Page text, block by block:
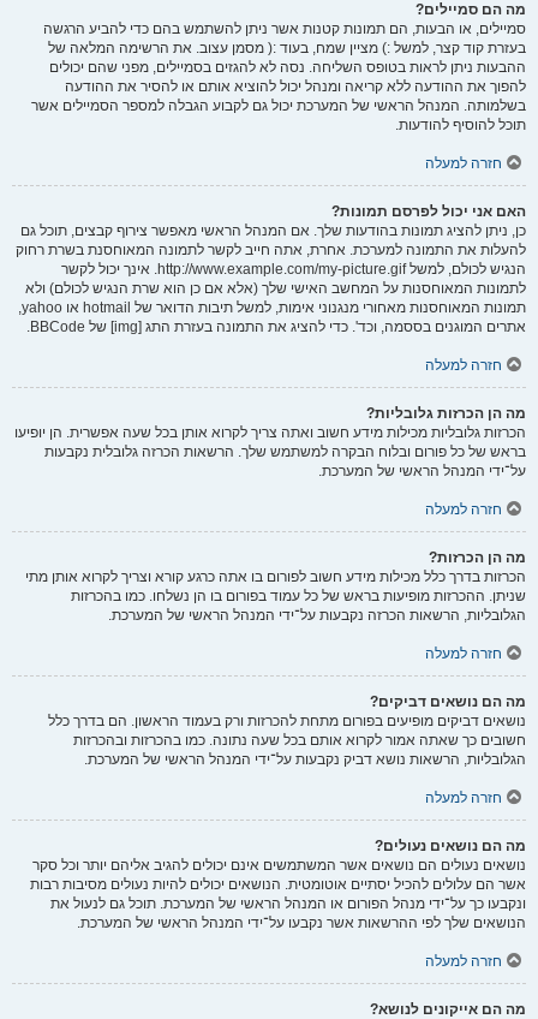
מה הם סמיילים?
סמיילים, או הבעות, הם תמונות קטנות אשר ניתן להשתמש בהם כדי להביע הרגשה
בעזרת קוד קצר, למשל :) מציין שמח, בעוד :( מסמן עצוב. את הרשימה המלאה של
ההבעות ניתן לראות בטופס השליחה. נסה לא להגזים בסמיילים, מפני שהם יכולים
להפוך את ההודעה ללא קריאה ומנהל יכול להוציא אותם או להסיר את ההודעה
בשלמותה. המנהל הראשי של המערכת יכול גם לקבוע הגבלה למספר הסמיילים אשר
תוכל להוסיף להודעות.
חזרה למעלה
האם אני יכול לפרסם תמונות?
כן, ניתן להציג תמונות בהודעות שלך. אם המנהל הראשי מאפשר צירוף קבצים, תוכל גם
להעלות את התמונה למערכת. אחרת, אתה חייב לקשר לתמונה המאוחסנת בשרת רחוק
הנגיש לכולם, למשל http://www.example.com/my-picture.gif. אינך יכול לקשר
לתמונות המאוחסנות על המחשב האישי שלך (אלא אם כן הוא שרת הנגיש לכולם) ולא
תמונות המאוחסנות מאחורי מנגנוני אימות, למשל תיבות הדואר של hotmail או yahoo,
אתרים המוגנים בססמה, וכד'. כדי להציג את התמונה בעזרת התג [img] של BBCode.
חזרה למעלה
מה הן הכרזות גלובליות?
הכרזות גלובליות מכילות מידע חשוב ואתה צריך לקרוא אותן בכל שעה אפשרית. הן יופיעו
בראש של כל פורום ובלוח הבקרה למשתמש שלך. הרשאות הכרזה גלובלית נקבעות
על־ידי המנהל הראשי של המערכת.
חזרה למעלה
מה הן הכרזות?
הכרזות בדרך כלל מכילות מידע חשוב לפורום בו אתה כרגע קורא וצריך לקרוא אותן מתי
שניתן. ההכרזות מופיעות בראש של כל עמוד בפורום בו הן נשלחו. כמו בהכרזות
הגלובליות, הרשאות הכרזה נקבעות על־ידי המנהל הראשי של המערכת.
חזרה למעלה
מה הם נושאים דביקים?
נושאים דביקים מופיעים בפורום מתחת להכרזות ורק בעמוד הראשון. הם בדרך כלל
חשובים כך שאתה אמור לקרוא אותם בכל שעה נתונה. כמו בהכרזות ובהכרזות
הגלובליות, הרשאות נושא דביק נקבעות על־ידי המנהל הראשי של המערכת.
חזרה למעלה
מה הם נושאים נעולים?
נושאים נעולים הם נושאים אשר המשתמשים אינם יכולים להגיב אליהם יותר וכל סקר
אשר הם עלולים להכיל יסתיים אוטומטית. הנושאים יכולים להיות נעולים מסיבות רבות
ונקבעו כך על־ידי מנהל הפורום או המנהל הראשי של המערכת. תוכל גם לנעול את
הנושאים שלך לפי ההרשאות אשר נקבעו על־ידי המנהל הראשי של המערכת.
חזרה למעלה
מה הם אייקונים לנושא?